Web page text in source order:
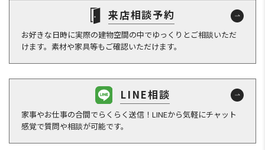
来店相談予約
お好きな日時に実際の建物空間の中でゆっくりとご相談いただ
けます。素材や家具等もご確認いただけます。
LINE相談
家事やお仕事の合間でらくらく送信！LINEから気軽にチャット
感覚で質問や相談が可能です。